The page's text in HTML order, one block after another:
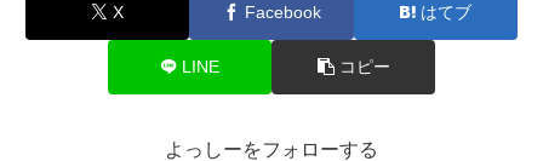
X Facebook はてブ
LINE コピー
よっしーをフォローする